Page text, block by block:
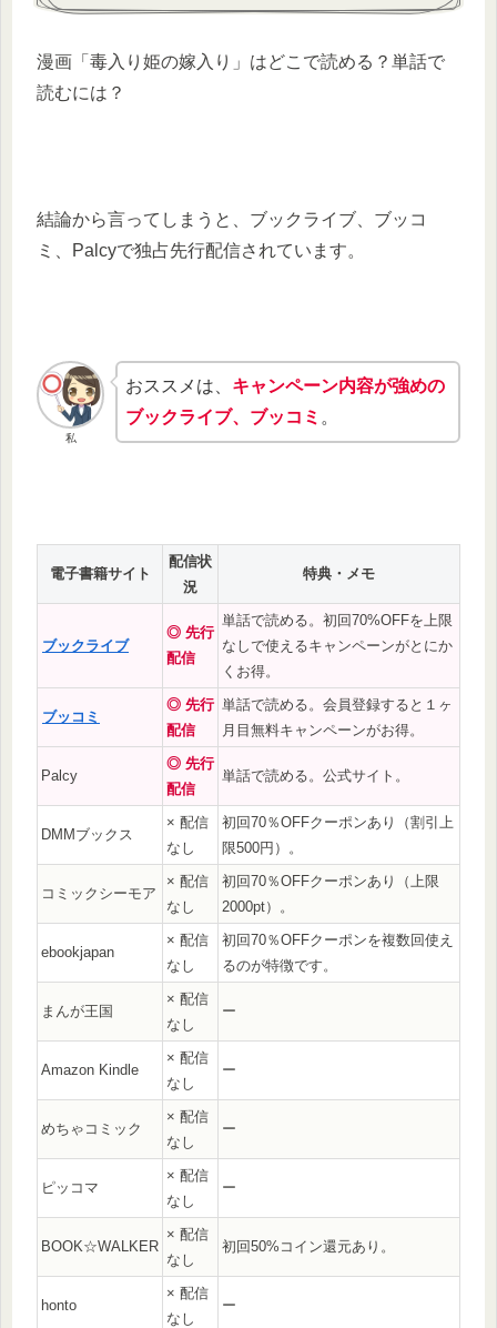
漫画「毒入り姫の嫁入り」はどこで読める？単話で
読むには？
結論から言ってしまうと、ブックライブ、ブッコ
ミ、Palcyで独占先行配信されています。
私
おススメは、 キャンペーン内容が強めの
ブックライブ、ブッコミ 。
電子書籍サイト
配信状
況
特典・メモ
ブックライブ
◎ 先行
配信
単話で読める。初回70%OFFを上限
なしで使えるキャンペーンがとにか
くお得。
ブッコミ
◎ 先行
配信
単話で読める。会員登録すると１ヶ
月目無料キャンペーンがお得。
Palcy
◎ 先行
配信
単話で読める。公式サイト。
DMMブックス
× 配信
なし
初回70％OFFクーポンあり（割引上
限500円）。
コミックシーモア
× 配信
なし
初回70％OFFクーポンあり（上限
2000pt）。
ebookjapan
× 配信
なし
初回70％OFFクーポンを複数回使え
るのが特徴です。
まんが王国
× 配信
なし
ー
Amazon Kindle
× 配信
なし
ー
めちゃコミック
× 配信
なし
ー
ピッコマ
× 配信
なし
ー
BOOK☆WALKER
× 配信
なし
初回50%コイン還元あり。
honto
× 配信
なし
ー